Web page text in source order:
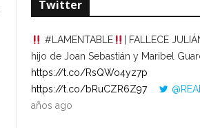
Twitter
#LAMENTABLE
| FALLECE
hijo de Joan Sebastián y Maribel
https://t.co/RsQWo4yz7p
https://t.co/bRuCZR6Z97
años ago